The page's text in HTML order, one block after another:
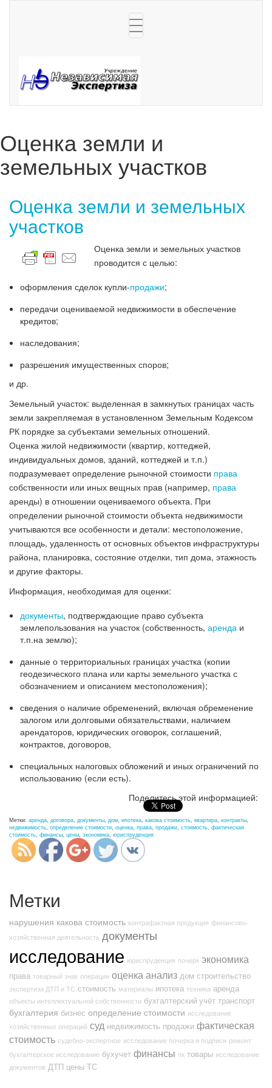
Toggle
navigation
Оценка земли и
земельных участков
Оценка земли и земельных
участков
Оценка земли и земельных участков
проводится с целью:
оформления сделок купли-продажи;
передачи оцениваемой недвижимости в обеспечение
кредитов;
наследования;
разрешения имущественных споров;
и др.
Земельный участок: выделенная в замкнутых границах часть
земли закрепляемая в установленном Земельным Кодексом
РК порядке за субъектами земельных отношений.
Оценка жилой недвижимости (квартир, коттеджей,
индивидуальных домов, зданий, коттеджей и т.п.)
подразумевает определение рыночной стоимости права
собственности или иных вещных прав (например, права
аренды) в отношении оцениваемого объекта. При
определении рыночной стоимости объекта недвижимости
учитываются все особенности и детали: местоположение,
площадь, удаленность от основных объектов инфраструктуры
района, планировка, состояние отделки, тип дома, этажность
и другие факторы.
Информация, необходимая для оценки:
документы, подтверждающие право субъекта
землепользования на участок (собственность, аренда и
т.п.на землю);
данные о территориальных границах участка (копии
геодезического плана или карты земельного участка с
обозначением и описанием местоположения);
сведения о наличие обременений, включая обременение
залогом или долговыми обязательствами, наличием
арендаторов, юридических оговорок, соглашений,
контрактов, договоров,
специальных налоговых обложений и иных ограничений по
использованию (если есть).
Поделитесь этой информацией:
Метки: аренда, договора, документы, дом, ипотека, какова стоимость, квартира, контракты,
недвижимость, определение стоимости, оценка, права, продажи, стоимость, фактическая
стоимость, финансы, цены, экономика, юриспруденция
http://nexp.kz/otsenka-
Метки
нарушения какова стоимость контрафактная продукция финансово-
хозяйственная деятельность документы
исследование юриспруденция почерк экономика
права товарный знак операции оценкаанализ дом строительство
экспертиза ДТП и ТС стоимость материалы ипотека техника аренда
объекты интеллектуальной собственности бухгалтерский учёт транспорт
бухгалтерия бизнес определение стоимости исследование
хозяйственных операций суд недвижимость продажи фактическая
стоимость судебно-экспертное исследование почерка и подписи ремонт
бухгалтерское исследование бухучет финансы пк товары исследование
документов ДТП цены ТС